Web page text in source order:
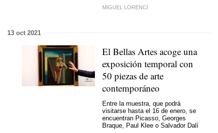
MIGUEL LORENCI
13 oct 2021
El Bellas Artes acoge una
exposición temporal con
50 piezas de arte
contemporáneo
Entre la muestra, que podrá
visitarse hasta el 16 de enero, se
encuentran Picasso, Georges
Braque, Paul Klee o Salvador Dalí